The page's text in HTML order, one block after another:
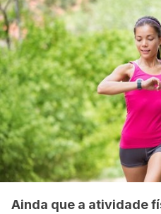
Ainda que a atividade